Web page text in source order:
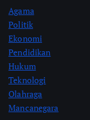
Agama
Politik
Ekonomi
Pendidikan
Hukum
Teknologi
Olahraga
Mancanegara